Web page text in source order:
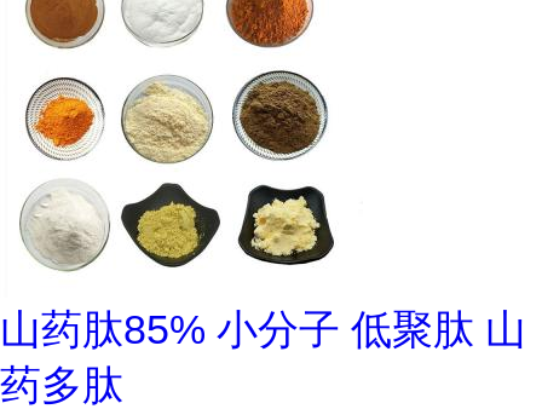
山药肽85% 小分子 低聚肽 山
药多肽